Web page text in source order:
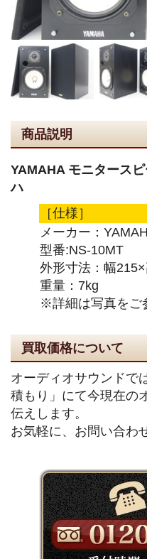
商品説明
YAMAHA モニタース
ハ
［仕様］
メーカー：
型番:NS-10MT
外形寸法：幅
重量：7kg
※詳細は写真をご
買取価格について
オーディオサウンドで
積もり」にて今現在の
伝えします。
お気軽に、お問い合わ